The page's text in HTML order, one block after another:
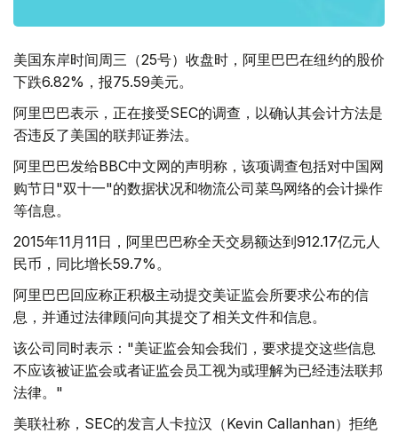
美国东岸时间周三（25号）收盘时，阿里巴巴在纽约的股价
下跌6.82%，报75.59美元。
阿里巴巴表示，正在接受SEC的调查，以确认其会计方法是
否违反了美国的联邦证券法。
阿里巴巴发给BBC中文网的声明称，该项调查包括对中国网
购节日"双十一"的数据状况和物流公司菜鸟网络的会计操作
等信息。
2015年11月11日，阿里巴巴称全天交易额达到912.17亿元人
民币，同比增长59.7%。
阿里巴巴回应称正积极主动提交美证监会所要求公布的信
息，并通过法律顾问向其提交了相关文件和信息。
该公司同时表示："美证监会知会我们，要求提交这些信息
不应该被证监会或者证监会员工视为或理解为已经违法联邦
法律。"
美联社称，SEC的发言人卡拉汉（Kevin Callanhan）拒绝